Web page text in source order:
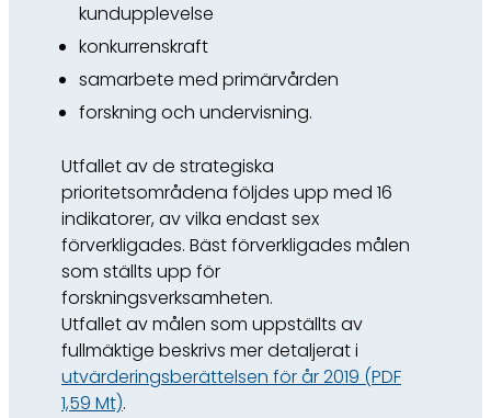
kundupplevelse
konkurrenskraft
samarbete med primärvården
forskning och undervisning.
Utfallet av de strategiska
prioritetsområdena följdes upp med 16
indikatorer, av vilka endast sex
förverkligades. Bäst förverkligades målen
som ställts upp för
forskningsverksamheten.
Utfallet av målen som uppställts av
fullmäktige beskrivs mer detaljerat i
utvärderingsberättelsen för år 2019 (PDF
1,59 Mt).